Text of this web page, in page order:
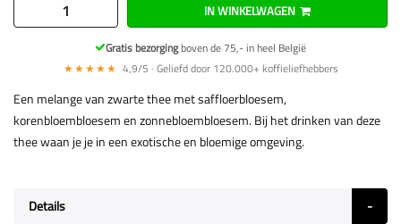
IN WINKELWAGEN
Gratis bezorgingboven de 75,- in heel België
★★★★★ 4,9/5 · Geliefd door 120.000+ koffieliefhebbers
Een melange van zwarte thee met saffloerbloesem,
korenbloembloesem en zonnebloembloesem. Bij het drinken van deze
thee waan je je in een exotische en bloemige omgeving.
Details